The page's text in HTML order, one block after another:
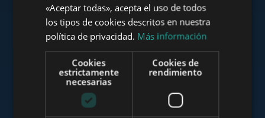
www.tower-investments.com FRENCH
SPANISH
RUSSIAN
«Aceptar todas», acepta el uso de todos
los tipos de cookies descritos en nuestra
política de privacidad. Más información
Cookies
estrictamente
necesarias
Cookies de
rendimiento